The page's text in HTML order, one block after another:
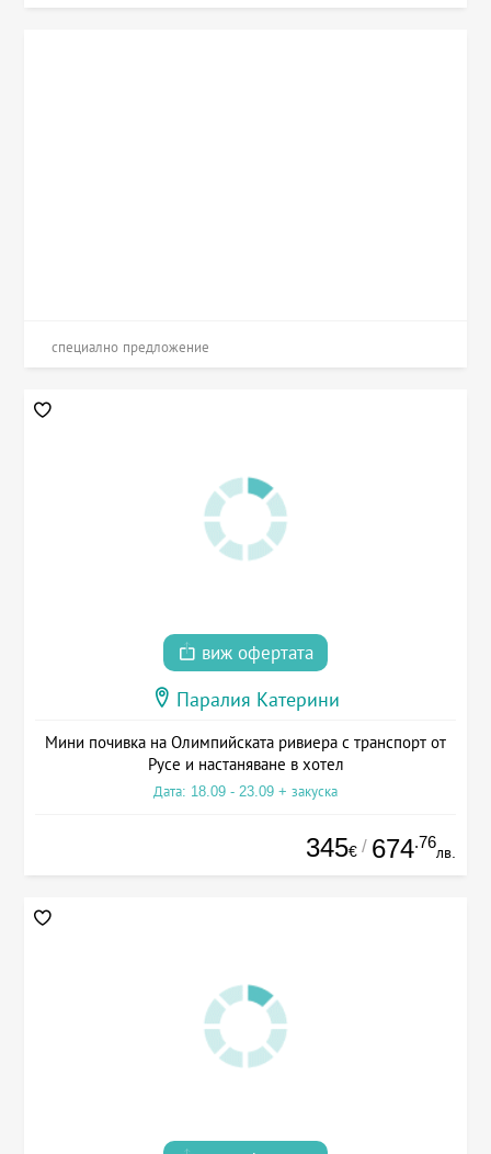
специално предложение
виж офертата
Паралия Катерини
Мини почивка на Олимпийската ривиера с транспорт от
Русе и настаняване в хотел
Дата: 18.09 - 23.09 + закуска
345€ / 674.76
лв.